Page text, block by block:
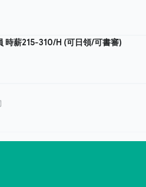
時薪215-310/H (可日領/可書審)